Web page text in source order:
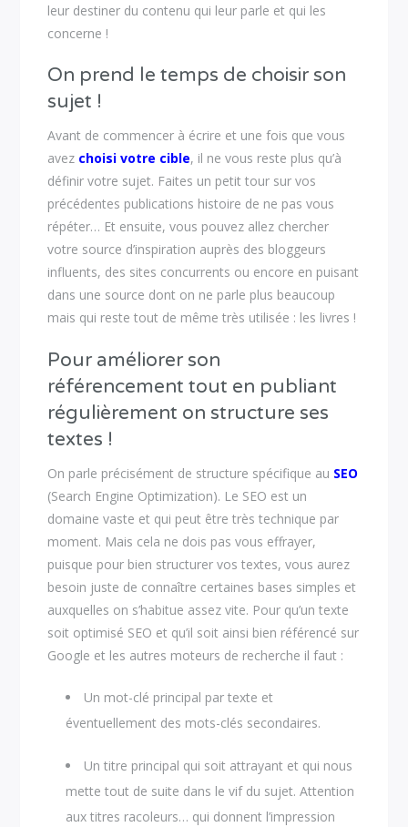
leur destiner du contenu qui leur parle et qui les
concerne !
On prend le temps de choisir son
sujet !
Avant de commencer à écrire et une fois que vous
avez choisi votre cible, il ne vous reste plus qu’à
définir votre sujet. Faites un petit tour sur vos
précédentes publications histoire de ne pas vous
répéter… Et ensuite, vous pouvez allez chercher
votre source d’inspiration auprès des bloggeurs
influents, des sites concurrents ou encore en puisant
dans une source dont on ne parle plus beaucoup
mais qui reste tout de même très utilisée : les livres !
Pour améliorer son
référencement tout en publiant
régulièrement on structure ses
textes !
On parle précisément de structure spécifique au SEO
(Search Engine Optimization). Le SEO est un
domaine vaste et qui peut être très technique par
moment. Mais cela ne dois pas vous effrayer,
puisque pour bien structurer vos textes, vous aurez
besoin juste de connaître certaines bases simples et
auxquelles on s’habitue assez vite. Pour qu’un texte
soit optimisé SEO et qu’il soit ainsi bien référencé sur
Google et les autres moteurs de recherche il faut :
Un mot-clé principal par texte et
éventuellement des mots-clés secondaires.
Un titre principal qui soit attrayant et qui nous
mette tout de suite dans le vif du sujet. Attention
aux titres racoleurs… qui donnent l’impression